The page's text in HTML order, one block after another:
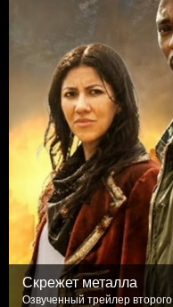
Скрежет металла
Озвученный трейлер